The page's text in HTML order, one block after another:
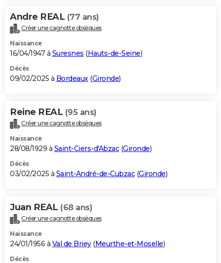
Andre REAL (77 ans)
Créer une cagnotte obsèques
Naissance
16/04/1947 à Suresnes (Hauts-de-Seine)
Décès
09/02/2025 à Bordeaux(Gironde)
Reine REAL (95 ans)
Créer une cagnotte obsèques
Naissance
28/08/1929 à Saint-Ciers-d'Abzac(Gironde)
Décès
03/02/2025 à Saint-André-de-Cubzac(Gironde)
Juan REAL (68 ans)
Créer une cagnotte obsèques
Naissance
24/01/1956 à Val de Briey(Meurthe-et-Moselle)
Décès